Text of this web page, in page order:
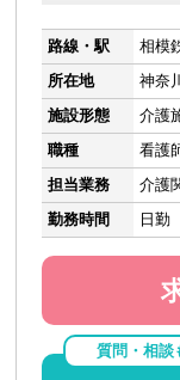
路線・駅
相模
所在地
神奈
施設形態
介護
職種
看護
担当業務
介護
勤務時間
日勤
質問・相談